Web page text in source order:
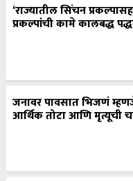
‘राज्यातील सिंचन
प्रकल्पांची कामे कालबद्ध
जनावर पावसात भिजणं
आर्थिक तोटा आणि मृत्यूची